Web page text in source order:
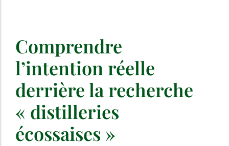
Comprendre
l’intention réelle
derrière la recherche
« distilleries
écossaises »